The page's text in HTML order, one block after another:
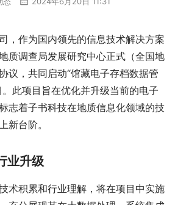
，作为国内领先的信息技术解决方案
质调查局发展研究中心正式（全国地
议，共同启动“馆藏电子存档数据管
此项目旨在优化并升级当前的电子
志着子书科技在地质信息化领域的技
新台阶。
业升级
术积累和行业理解，将在项目中实施